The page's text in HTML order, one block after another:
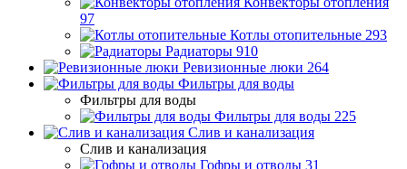
97
Котлы отопительные 293
Радиаторы 910
Ревизионные люки 264
Фильтры для воды
Фильтры для воды
Фильтры для воды 225
Слив и канализация
Слив и канализация
Гофры и отводы 31